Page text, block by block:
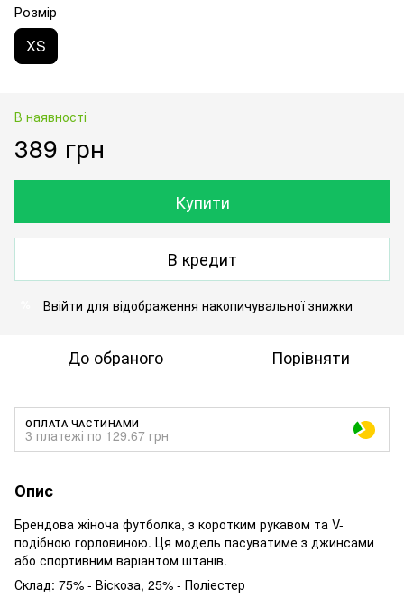
Розмір
XS
В наявності
389 грн
Купити
В кредит
Ввійти для відображення накопичувальної знижки
До обраного Порівняти
ОПЛАТА ЧАСТИНАМИ
3 платежі по 129.67 грн
Опис
Брендова жіноча футболка, з коротким рукавом та V-
подібною горловиною. Ця модель пасуватиме з джинсами
або спортивним варіантом штанів.
Склад: 75% - Віскоза, 25% - Поліестер